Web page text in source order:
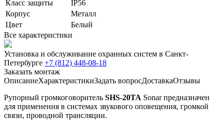
Класс защиты
IP56
Корпус
Металл
Цвет
Белый
Все характеристики
Установка и обслуживание охранных систем в Санкт-
Петербурге +7 (812) 448-08-18
Заказать монтаж
ОписаниеХарактеристикиЗадать вопросДоставкаОтзывы
Рупорный громкоговоритель SHS-20TA Sonar предназначен
для применения в системах звукового оповещения, громкой
связи, проводной трансляции.